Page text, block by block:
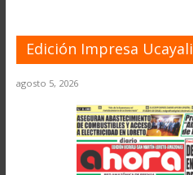
Edición Impresa Ucayali
agosto 5, 2026